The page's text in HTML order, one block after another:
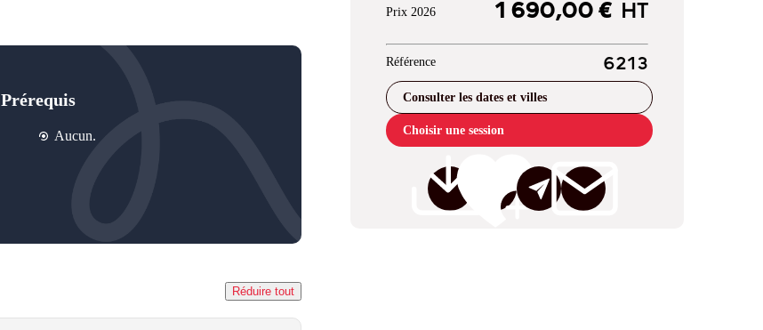
Prix 2026 1 690,00 €HT
Référence 6213
Consulter les dates et villes
Choisir une session
Prérequis
Aucun.
Réduire tout